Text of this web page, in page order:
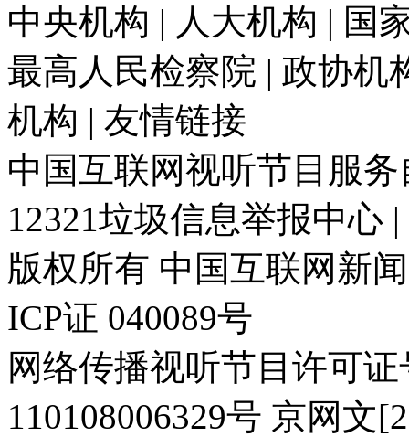
中央机构 | 人大机构 | 国
最高人民检察院 | 政协机
机构 | 友情链接
中国互联网视听节目服
12321垃圾信息举报中心
版权所有 中国互联网新
ICP证 040089号
网络传播视听节目许可
110108006329号 京网文